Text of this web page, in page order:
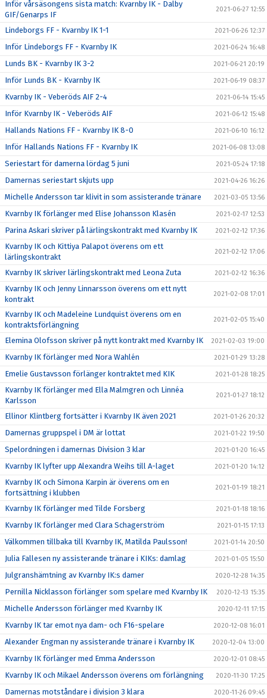
Inför vårsäsongens sista match: Kvarnby IK - Dalby
GIF/Genarps IF
2021-06-27 12:55
Lindeborgs FF - Kvarnby IK 1-1 2021-06-26 12:37
Inför Lindeborgs FF - Kvarnby IK 2021-06-24 16:48
Lunds BK - Kvarnby IK 3-2 2021-06-21 20:19
Inför Lunds BK - Kvarnby IK 2021-06-19 08:37
Kvarnby IK - Veberöds AIF 2-4 2021-06-14 15:45
Inför Kvarnby IK - Veberöds AIF 2021-06-12 15:48
Hallands Nations FF - Kvarnby IK 8-0 2021-06-10 16:12
Inför Hallands Nations FF - Kvarnby IK 2021-06-08 13:08
Seriestart för damerna lördag 5 juni 2021-05-24 17:18
Damernas seriestart skjuts upp 2021-04-26 16:26
Michelle Andersson tar klivit in som assisterande tränare 2021-03-05 13:56
Kvarnby IK förlänger med Elise Johansson Klasén 2021-02-17 12:53
Parina Askari skriver på lärlingskontrakt med Kvarnby IK 2021-02-12 17:36
Kvarnby IK och Kittiya Palapot överens om ett
lärlingskontrakt
2021-02-12 17:06
Kvarnby IK skriver lärlingskontrakt med Leona Zuta 2021-02-12 16:36
Kvarnby IK och Jenny Linnarsson överens om ett nytt
kontrakt
2021-02-08 17:01
Kvarnby IK och Madeleine Lundquist överens om en
kontraktsförlängning
2021-02-05 15:40
Elemina Olofsson skriver på nytt kontrakt med Kvarnby IK 2021-02-03 19:00
Kvarnby IK förlänger med Nora Wahlén 2021-01-29 13:28
Emelie Gustavsson förlänger kontraktet med KIK 2021-01-28 18:25
Kvarnby IK förlänger med Ella Malmgren och Linnéa
Karlsson
2021-01-27 18:12
Ellinor Klintberg fortsätter i Kvarnby IK även 2021 2021-01-26 20:32
Damernas gruppspel i DM är lottat 2021-01-22 19:50
Spelordningen i damernas Division 3 klar 2021-01-20 16:45
Kvarnby IK lyfter upp Alexandra Weihs till A-laget 2021-01-20 14:12
Kvarnby IK och Simona Karpin är överens om en
fortsättning i klubben
2021-01-19 18:21
Kvarnby IK förlänger med Tilde Forsberg 2021-01-18 18:16
Kvarnby IK förlänger med Clara Schagerström 2021-01-15 17:13
Välkommen tillbaka till Kvarnby IK, Matilda Paulsson! 2021-01-14 20:50
Julia Fallesen ny assisterande tränare i KIKs: damlag 2021-01-05 15:50
Julgranshämtning av Kvarnby IK:s damer 2020-12-28 14:35
Pernilla Nicklasson förlänger som spelare med Kvarnby IK 2020-12-13 15:35
Michelle Andersson förlänger med Kvarnby IK 2020-12-11 17:15
Kvarnby IK tar emot nya dam- och F16-spelare 2020-12-08 16:01
Alexander Engman ny assisterande tränare i Kvarnby IK 2020-12-04 13:00
Kvarnby IK förlänger med Emma Andersson 2020-12-01 08:45
Kvarnby IK och Mikael Andersson överens om förlängning 2020-11-30 17:25
Damernas motståndare i division 3 klara 2020-11-26 09:45